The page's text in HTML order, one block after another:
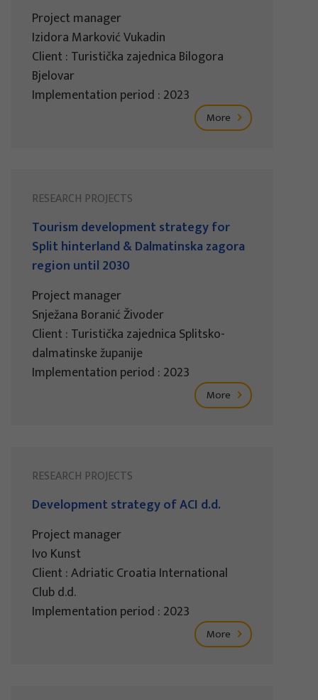
Project manager
Izidora Marković Vukadin
Client : Turistička zajednica Bilogora
Bjelovar
Implementation period : 2023
More
RESEARCH PROJECTS
Tourism development strategy for
Split hinterland & Dalmatinska zagora
region until 2030
Project manager
Snježana Boranić Živoder
Client : Turistička zajednica Splitsko-
dalmatinske županije
Implementation period : 2023
More
RESEARCH PROJECTS
Development strategy of ACI d.d.
Project manager
Ivo Kunst
Client : Adriatic Croatia International
Club d.d.
Implementation period : 2023
More